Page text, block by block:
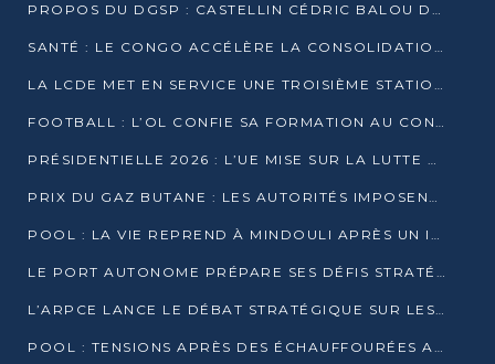
PROPOS DU DGSP : CASTELLIN CÉDRIC BALOU DÉNONCE DES PROPOS INTIMIDANTS
SANTÉ : LE CONGO ACCÉLÈRE LA CONSOLIDATION DE L’OFFRE DE SOINS
LA LCDE MET EN SERVICE UNE TROISIÈME STATION D’EAU POTABLE À MFILOU
FOOTBALL : L’OL CONFIE SA FORMATION AU CONGOLAIS CHRISTIAN BASSILA
PRÉSIDENTIELLE 2026 : L’UE MISE SUR LA LUTTE CONTRE LA DÉSINFORMATION
PRIX DU GAZ BUTANE : LES AUTORITÉS IMPOSENT LE RESPECT DES PRIX RÉGLEMENTÉS
POOL : LA VIE REPREND À MINDOULI APRÈS UN INCIDENT ARMÉ SUR LA RN1
LE PORT AUTONOME PRÉPARE SES DÉFIS STRATÉGIQUES DE 2026
L’ARPCE LANCE LE DÉBAT STRATÉGIQUE SUR LES DONNÉES, L’IA ET LA FINANCE NUMÉRIQUE AU CONGO
POOL : TENSIONS APRÈS DES ÉCHAUFFOURÉES ARMÉES ENTRE DGSP ET EX-MILICIENS NINJA